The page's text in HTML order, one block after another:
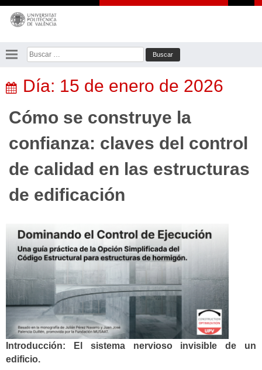
Saltar
contenido
Buscar:
Día: 15 de enero de 2026
Cómo se construye la
confianza: claves del control
de calidad en las estructuras
de edificación
Introducción: El sistema nervioso invisible de un
edificio.